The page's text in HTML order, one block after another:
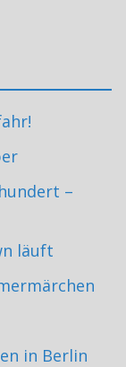
–
läuft
in Berlin